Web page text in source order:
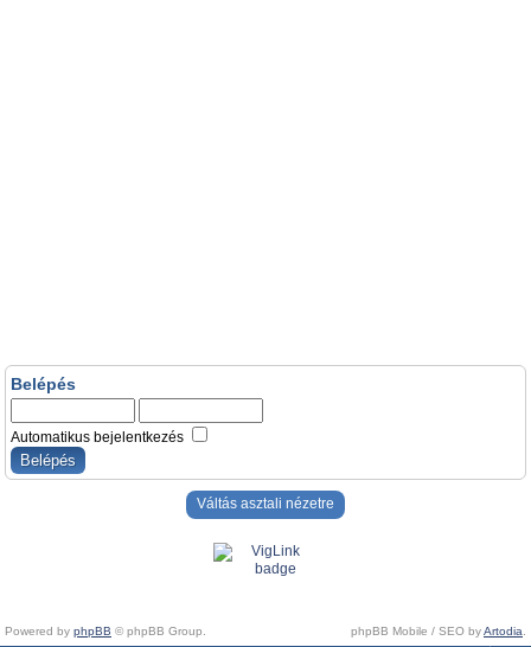
Belépés
Automatikus bejelentkezés
Váltás asztali nézetre
Powered by phpBB © phpBB Group. phpBB Mobile / SEO byArtodia.